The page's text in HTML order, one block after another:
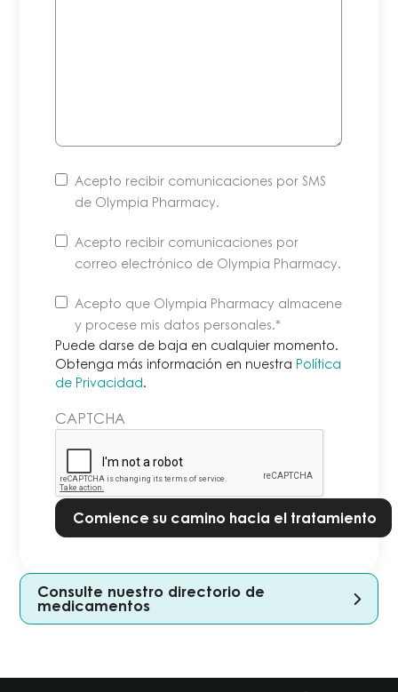
Acepto recibir comunicaciones por SMS
de Olympia Pharmacy.
Acepto recibir comunicaciones por
correo electrónico de Olympia Pharmacy.
Puede
darse
de
baja
en
momento.
Obtenga
más
información
en
nuestra
de
Privacidad.*
Acepto que Olympia Pharmacy almacene
y procese mis datos personales.*
Puede darse de baja en cualquier momento.
Obtenga más información en nuestra Política
de Privacidad.
CAPTCHA
Consulte nuestro directorio de
medicamentos